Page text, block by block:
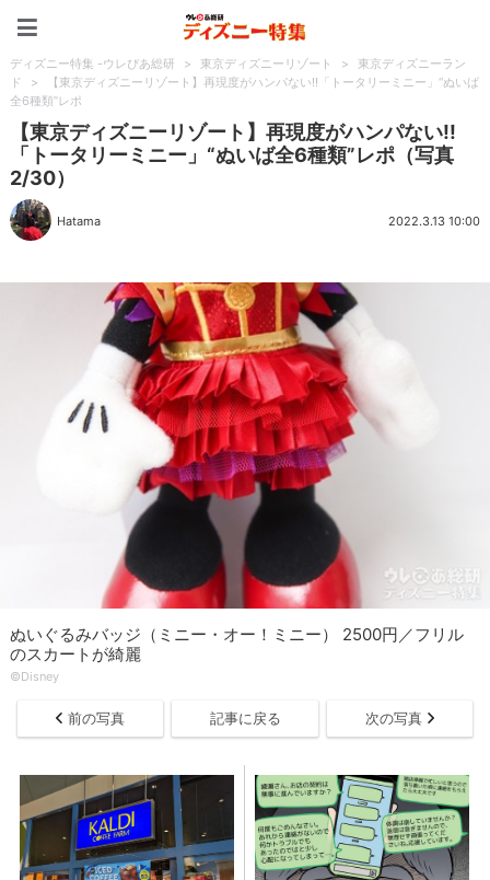
ディズニー特集 -ウレぴあ総研 > 東京ディズニーリゾート >
東京ディズニーラン
ド
>
【東京ディズニーリゾート】再現度がハンパない!!「トータリーミニー」“ぬいば
全6種類”レポ
【東京ディズニーリゾート】再現度がハンパない!!
「トータリーミニー」“ぬいば全6種類”レポ（写真
2/30）
Hatama 2022.3.13 10:00
ぬいぐるみバッジ（ミニー・オー！ミニー） 2500円／フリル
のスカートが綺麗
©Disney
前の写真 記事に戻る 次の写真